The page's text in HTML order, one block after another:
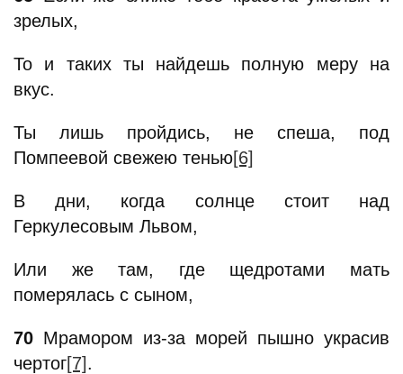
зрелых,
То и таких ты найдешь полную меру на
вкус.
Ты лишь пройдись, не спеша, под
Помпеевой свежею тенью[6]
В дни, когда солнце стоит над
Геркулесовым Львом,
Или же там, где щедротами мать
померялась с сыном,
70 Мрамором из-за морей пышно украсив
чертог[7].